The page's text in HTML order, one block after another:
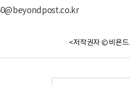
<저작권자 © 비욘드